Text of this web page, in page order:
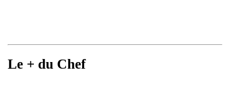
Le + du Chef